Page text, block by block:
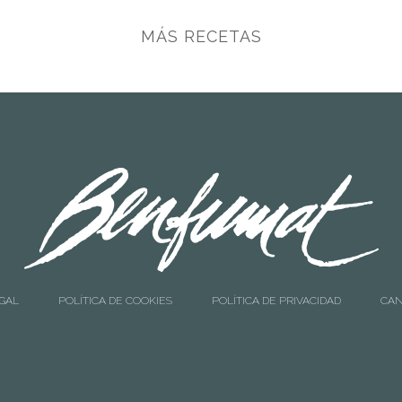
MÁS RECETAS
POLÍTICA DE COOKIES POLÍTICA DE PRIVACIDAD